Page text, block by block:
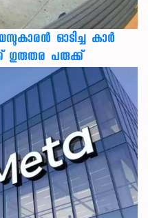
ഓടിച്ച കാര്‍
ഗുരുതര പരുക്ക്